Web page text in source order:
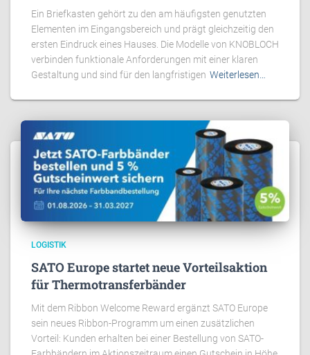
Ein Briefkasten gehört zu den am häufigsten genutzten
Elementen im Eingangsbereich und prägt gleichzeitig den
ersten Eindruck eines Hauses. Die Modelle von KNOBLOCH
verbinden funktionale Anforderungen mit einer klaren
Gestaltung und sind für den langfristigen Weiterlesen…
LOGISTIK
SATO Europe startet neue Vorteilsaktion
für Thermotransferbänder
Mit dem Ribbon Welcome Reward ergänzt SATO Europe
sein neues Ribbon-Programm um einen zusätzlichen
Vorteil: Kunden erhalten bei einer Bestellung von SATO-